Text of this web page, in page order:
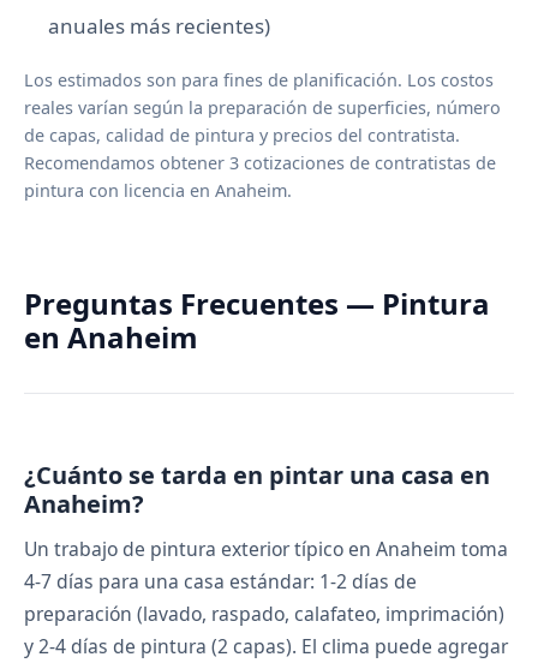
anuales más recientes)
Los estimados son para fines de planificación. Los costos
reales varían según la preparación de superficies, número
de capas, calidad de pintura y precios del contratista.
Recomendamos obtener 3 cotizaciones de contratistas de
pintura con licencia en Anaheim.
Preguntas Frecuentes — Pintura
en Anaheim
¿Cuánto se tarda en pintar una casa en
Anaheim?
Un trabajo de pintura exterior típico en Anaheim toma
4-7 días para una casa estándar: 1-2 días de
preparación (lavado, raspado, calafateo, imprimación)
y 2-4 días de pintura (2 capas). El clima puede agregar